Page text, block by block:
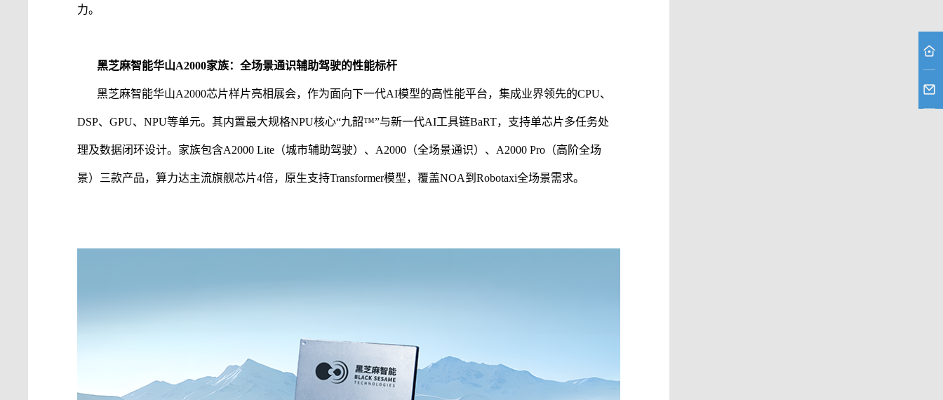
力。
黑芝麻智能华山A2000家族：全场景通识辅助驾驶的性能标杆
黑芝麻智能华山A2000芯片样片亮相展会，作为面向下一代AI模型的高性能平台，集成业界领先的CPU、
DSP、GPU、NPU等单元。其内置最大规格NPU核心“九韶™”与新一代AI工具链BaRT，支持单芯片多任务处
理及数据闭环设计。家族包含A2000 Lite（城市辅助驾驶）、 A2000（全场景通识）、A2000 Pro（高阶全场
景）三款产品，算力达主流旗舰芯片4倍，原生支持Transformer模型，覆盖NOA到Robotaxi全场景需求。